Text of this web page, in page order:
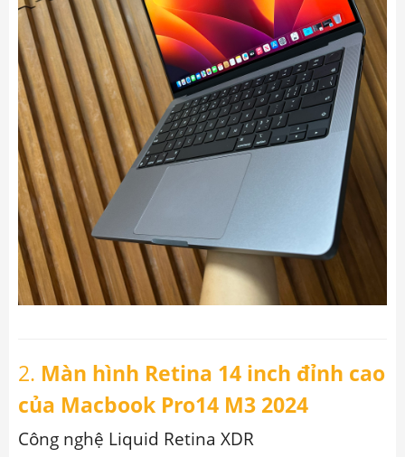
2. Màn hình Retina 14 inch đỉnh cao
của Macbook Pro14 M3 2024
Công nghệ Liquid Retina XDR